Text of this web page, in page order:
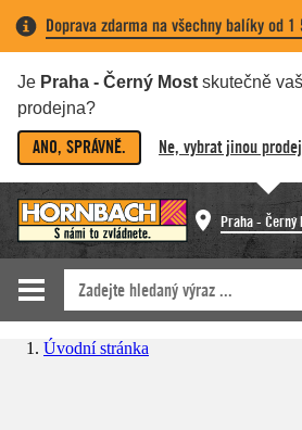
Doprava zdarma na všechny balíky od 1
Je Praha - Černý Most skutečně
prodejna?
ANO, SPRÁVNĚ. Ne, vybrat jinou
Praha - Černý
Úvodní stránka